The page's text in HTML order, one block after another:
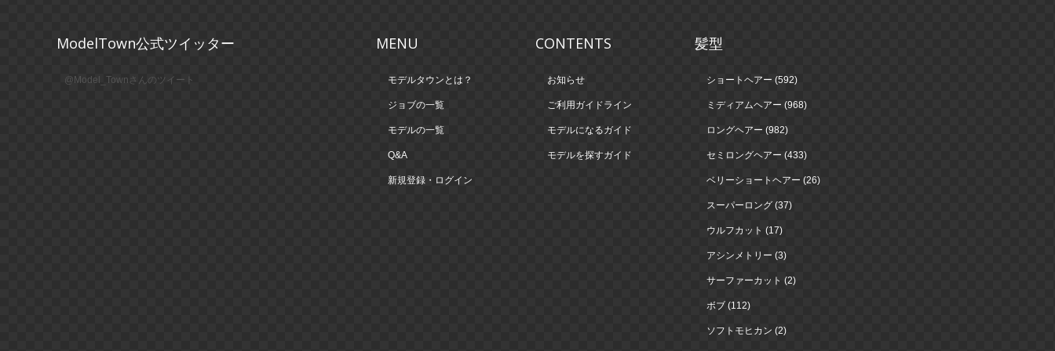
ModelTown公式ツイッター
@Model_Townさんのツイート
MENU
モデルタウンとは？
ジョブの一覧
モデルの一覧
Q&A
新規登録・ログイン
CONTENTS
お知らせ
ご利用ガイドライン
モデルになるガイド
モデルを探すガイド
髪型
ショートヘアー (592)
ミディアムヘアー (968)
ロングヘアー (982)
セミロングヘアー (433)
ベリーショートヘアー (26)
スーパーロング (37)
ウルフカット (17)
アシンメトリー (3)
サーファーカット (2)
ボブ (112)
ソフトモヒカン (2)